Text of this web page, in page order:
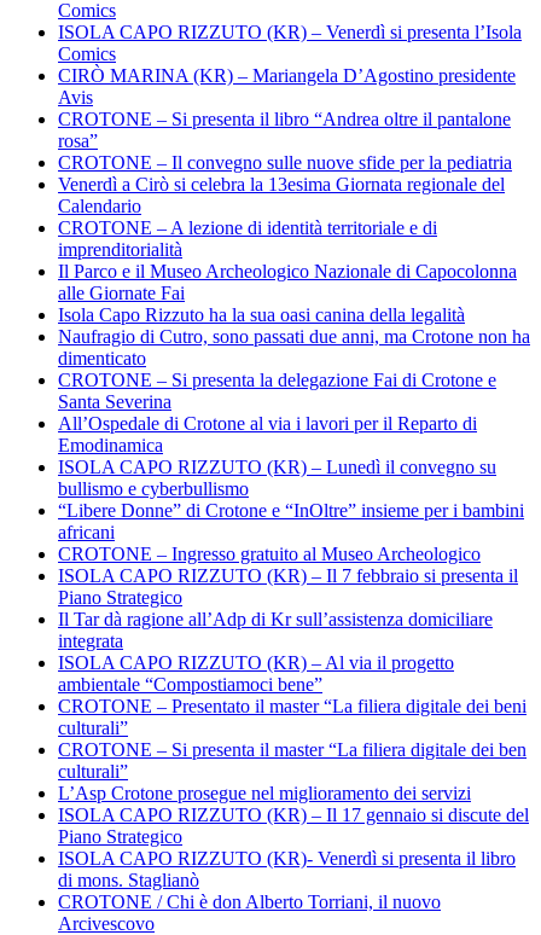
Comics
ISOLA CAPO RIZZUTO (KR) – Venerdì si presenta l’Isola
Comics
CIRÒ MARINA (KR) – Mariangela D’Agostino presidente
Avis
CROTONE – Si presenta il libro “Andrea oltre il pantalone
rosa”
CROTONE – Il convegno sulle nuove sfide per la pediatria
Venerdì a Cirò si celebra la 13esima Giornata regionale del
Calendario
CROTONE – A lezione di identità territoriale e di
imprenditorialità
Il Parco e il Museo Archeologico Nazionale di Capocolonna
alle Giornate Fai
Isola Capo Rizzuto ha la sua oasi canina della legalità
Naufragio di Cutro, sono passati due anni, ma Crotone non ha
dimenticato
CROTONE – Si presenta la delegazione Fai di Crotone e
Santa Severina
All’Ospedale di Crotone al via i lavori per il Reparto di
Emodinamica
ISOLA CAPO RIZZUTO (KR) – Lunedì il convegno su
bullismo e cyberbullismo
“Libere Donne” di Crotone e “InOltre” insieme per i bambini
africani
CROTONE – Ingresso gratuito al Museo Archeologico
ISOLA CAPO RIZZUTO (KR) – Il 7 febbraio si presenta il
Piano Strategico
Il Tar dà ragione all’Adp di Kr sull’assistenza domiciliare
integrata
ISOLA CAPO RIZZUTO (KR) – Al via il progetto
ambientale “Compostiamoci bene”
CROTONE – Presentato il master “La filiera digitale dei beni
culturali”
CROTONE – Si presenta il master “La filiera digitale dei ben
culturali”
L’Asp Crotone prosegue nel miglioramento dei servizi
ISOLA CAPO RIZZUTO (KR) – Il 17 gennaio si discute del
Piano Strategico
ISOLA CAPO RIZZUTO (KR)- Venerdì si presenta il libro
di mons. Staglianò
CROTONE / Chi è don Alberto Torriani, il nuovo
Arcivescovo